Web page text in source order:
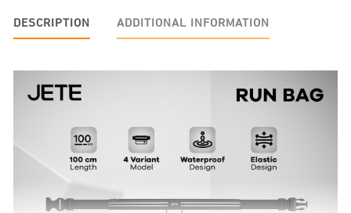
DESCRIPTION ADDITIONAL INFORMATION